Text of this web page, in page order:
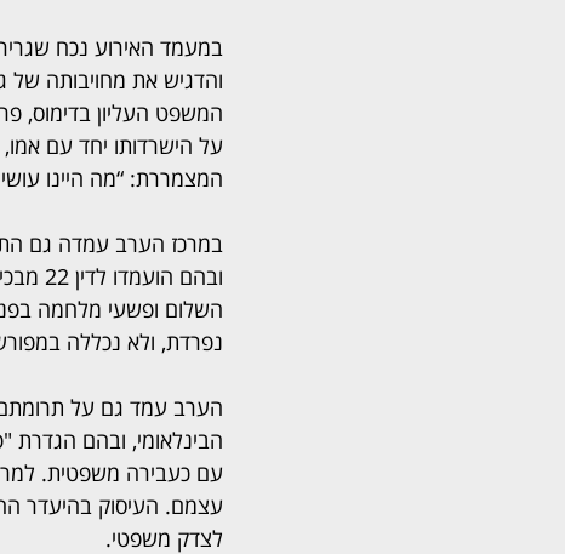
במעמד האירוע נכח
והדגיש את מחויבותה של
המשפט העליון בדימוס,
על הישרדותו יחד עם
המצמררת: “מה היינו
השלום ופשעי מלחמה
נפרדת, ולא נכללה
הערב עמד גם על תרומתם
הבינלאומי, ובהם
עם כעבירה משפטית.
עצמם. העיסוק בהיעדר
לצדק משפטי.